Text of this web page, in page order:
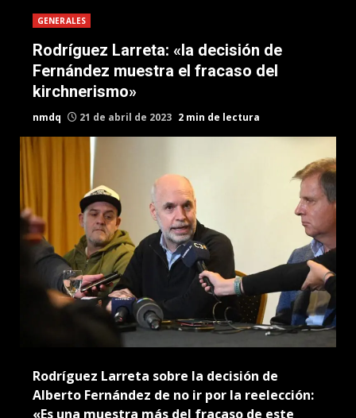
GENERALES
Rodríguez Larreta: «la decisión de
Fernández muestra el fracaso del
kirchnerismo»
nmdq 21 de abril de 2023 2 min de lectura
Rodríguez Larreta sobre la decisión de
Alberto Fernández de no ir por la reelección:
«Es una muestra más del fracaso de este